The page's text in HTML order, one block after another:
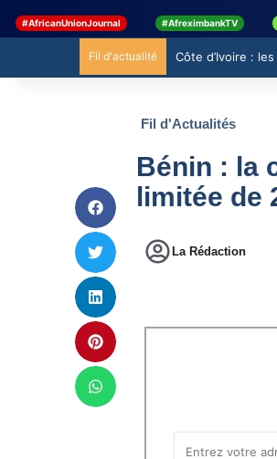
#AfricanUnionJournal #AfreximbankTV
Fil d'actualité Côte d’Ivoire :
Fil d'Actualités
Bénin : la
limitée de
La Rédaction